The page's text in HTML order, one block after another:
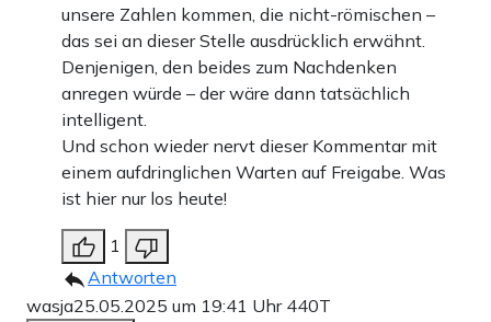
unsere Zahlen kommen, die nicht-römischen –
das sei an dieser Stelle ausdrücklich erwähnt.
Denjenigen, den beides zum Nachdenken
anregen würde – der wäre dann tatsächlich
intelligent.
Und schon wieder nervt dieser Kommentar mit
einem aufdringlichen Warten auf Freigabe. Was
ist hier nur los heute!
1
Antworten
wasja25.05.2025 um 19:41 Uhr 440T